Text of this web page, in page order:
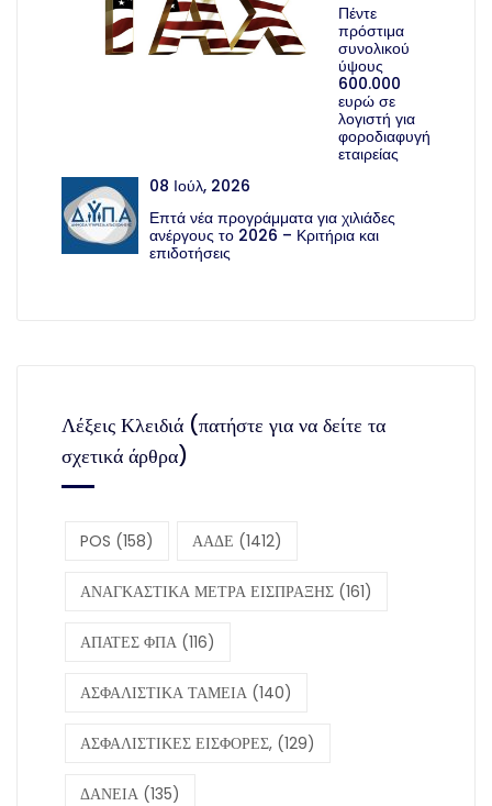
Πέντε
πρόστιμα
συνολικού
ύψους
600.000
ευρώ σε
λογιστή για
φοροδιαφυγή
εταιρείας
08 Ιούλ, 2026
Επτά νέα προγράμματα για χιλιάδες
ανέργους το 2026 – Κριτήρια και
επιδοτήσεις
Λέξεις Κλειδιά (πατήστε για να δείτε τα
σχετικά άρθρα)
POS (158) ΑΑΔΕ (1412)
ΑΝΑΓΚΑΣΤΙΚΑ ΜΕΤΡΑ ΕΙΣΠΡΑΞΗΣ (161)
ΑΠΑΤΕΣ ΦΠΑ (116)
ΑΣΦΑΛΙΣΤΙΚΑ ΤΑΜΕΙΑ (140)
ΑΣΦΑΛΙΣΤΙΚΕΣ ΕΙΣΦΟΡΕΣ, (129)
ΔΑΝΕΙΑ (135)